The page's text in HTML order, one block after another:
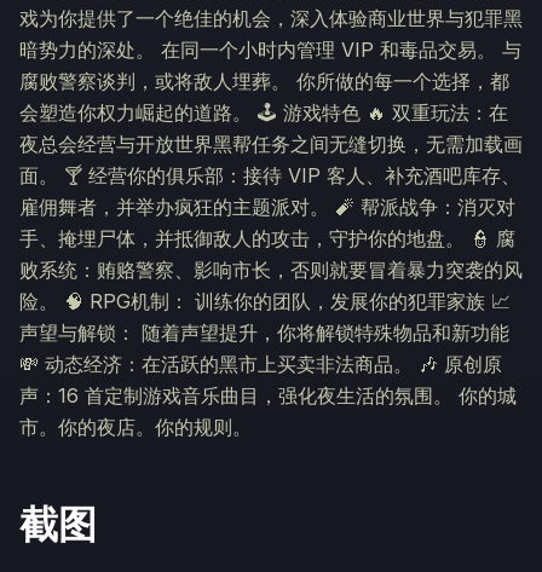
戏为你提供了一个绝佳的机会，深入体验商业世界与犯罪黑
暗势力的深处。 在同一个小时内管理 VIP 和毒品交易。 与
腐败警察谈判，或将敌人埋葬。 你所做的每一个选择，都
会塑造你权力崛起的道路。 🕹️ 游戏特色 🔥 双重玩法：在
夜总会经营与开放世界黑帮任务之间无缝切换，无需加载画
面。 🍸 经营你的俱乐部：接待 VIP 客人、补充酒吧库存、
雇佣舞者，并举办疯狂的主题派对。 🧨 帮派战争：消灭对
手、掩埋尸体，并抵御敌人的攻击，守护你的地盘。 👮 腐
败系统：贿赂警察、影响市长，否则就要冒着暴力突袭的风
险。 🧠 RPG机制： 训练你的团队，发展你的犯罪家族 📈
声望与解锁： 随着声望提升，你将解锁特殊物品和新功能
💸 动态经济：在活跃的黑市上买卖非法商品。 🎶 原创原
声：16 首定制游戏音乐曲目，强化夜生活的氛围。 你的城
市。你的夜店。你的规则。
截图